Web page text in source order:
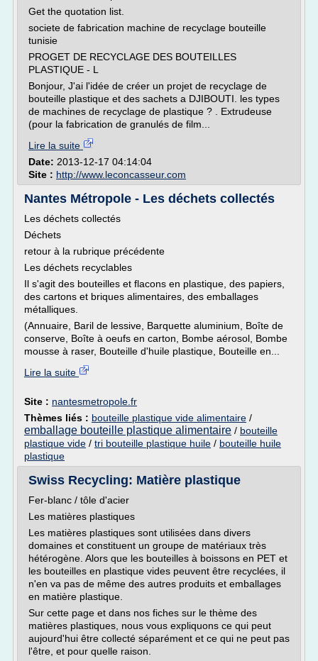
Get the quotation list.
societe de fabrication machine de recyclage bouteille
tunisie
PROGET DE RECYCLAGE DES BOUTEILLES
PLASTIQUE - L
Bonjour, J'ai l'idée de créer un projet de recyclage de
bouteille plastique et des sachets a DJIBOUTI. les types
de machines de recyclage de plastique ? . Extrudeuse
(pour la fabrication de granulés de film...
Lire la suite
Date: 2013-12-17 04:14:04
Site : http://www.leconcasseur.com
Nantes Métropole - Les déchets collectés
Les déchets collectés
Déchets
retour à la rubrique précédente
Les déchets recyclables
Il s'agit des bouteilles et flacons en plastique, des papiers,
des cartons et briques alimentaires, des emballages
métalliques.
(Annuaire, Baril de lessive, Barquette aluminium, Boîte de
conserve, Boîte à oeufs en carton, Bombe aérosol, Bombe
mousse à raser, Bouteille d'huile plastique, Bouteille en...
Lire la suite
Site : nantesmetropole.fr
Thèmes liés : bouteille plastique vide alimentaire /
emballage bouteille plastique alimentaire / bouteille
plastique vide / tri bouteille plastique huile / bouteille huile
plastique
Swiss Recycling: Matière plastique
Fer-blanc / tôle d'acier
Les matières plastiques
Les matières plastiques sont utilisées dans divers
domaines et constituent un groupe de matériaux très
hétérogène. Alors que les bouteilles à boissons en PET et
les bouteilles en plastique vides peuvent être recyclées, il
n'en va pas de même des autres produits et emballages
en matière plastique.
Sur cette page et dans nos fiches sur le thème des
matières plastiques, nous vous expliquons ce qui peut
aujourd'hui être collecté séparément et ce qui ne peut pas
l'être, et pour quelle raison.